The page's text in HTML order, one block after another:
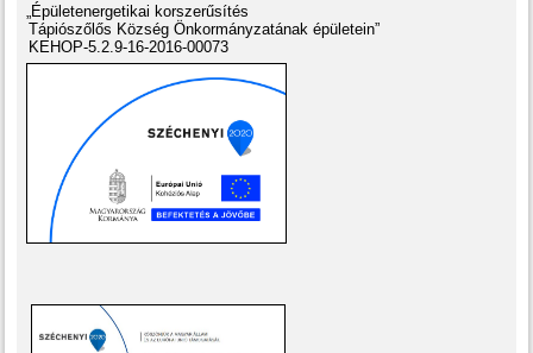
„Épületenergetikai korszerűsítés
Tápiószőlős Község Önkormányzatának épületein”
KEHOP-5.2.9-16-2016-00073